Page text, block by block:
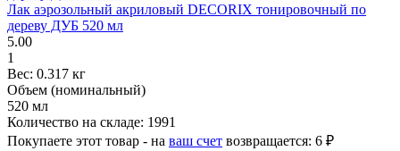
Лак аэрозольный акриловый DECORIX тонировочный по
дереву ДУБ 520 мл
5.00
1
Вес: 0.317 кг
Объем (номинальный)
520 мл
Количество на складе: 1991
Покупаете этот товар - на ваш счет возвращается: 6 ₽